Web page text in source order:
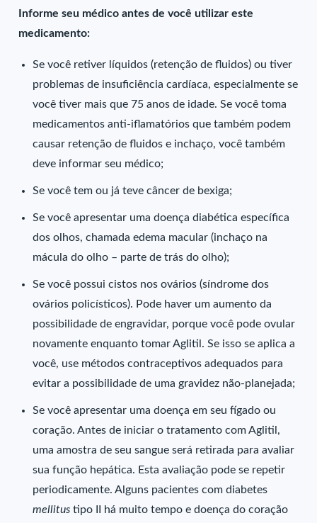
Informe seu médico antes de você utilizar este
medicamento:
Se você retiver líquidos (retenção de fluidos) ou tiver
problemas de insuficiência cardíaca, especialmente se
você tiver mais que 75 anos de idade. Se você toma
medicamentos anti-iflamatórios que também podem
causar retenção de fluidos e inchaço, você também
deve informar seu médico;
Se você tem ou já teve câncer de bexiga;
Se você apresentar uma doença diabética específica
dos olhos, chamada edema macular (inchaço na
mácula do olho – parte de trás do olho);
Se você possui cistos nos ovários (síndrome dos
ovários policísticos). Pode haver um aumento da
possibilidade de engravidar, porque você pode ovular
novamente enquanto tomar Aglitil. Se isso se aplica a
você, use métodos contraceptivos adequados para
evitar a possibilidade de uma gravidez não-planejada;
Se você apresentar uma doença em seu fígado ou
coração. Antes de iniciar o tratamento com Aglitil,
uma amostra de seu sangue será retirada para avaliar
sua função hepática. Esta avaliação pode se repetir
periodicamente. Alguns pacientes com diabetes
mellitustipo II há muito tempo e doença do coração